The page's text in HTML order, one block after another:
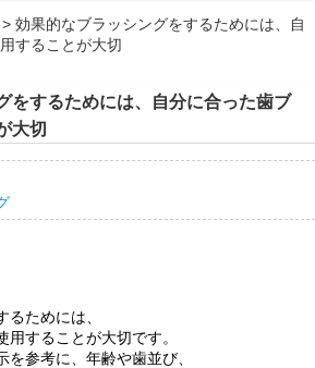
> 効果的なブラッシングをするためには、自
することが大切
をするためには、自分に合った歯ブ
大切
ためには、
することが大切です。
参考に、年齢や歯並び、